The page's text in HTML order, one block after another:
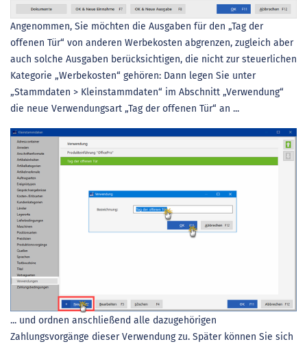
Angenommen, Sie möchten die Ausgaben für den „Tag der
offenen Tür“ von anderen Werbekosten abgrenzen, zugleich aber
auch solche Ausgaben berücksichtigen, die nicht zur steuerlichen
Kategorie „Werbekosten“ gehören: Dann legen Sie unter
„Stammdaten > Kleinstammdaten“ im Abschnitt „Verwendung“
die neue Verwendungsart „Tag der offenen Tür“ an ...
... und ordnen anschließend alle dazugehörigen
Zahlungsvorgänge dieser Verwendung zu. Später können Sie sich